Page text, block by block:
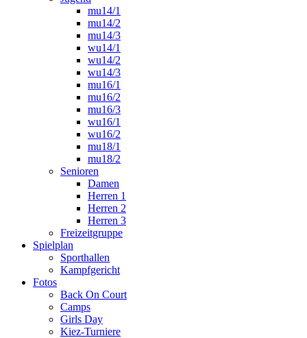
mu14/1
mu14/2
mu14/3
wu14/1
wu14/2
wu14/3
mu16/1
mu16/2
mu16/3
wu16/1
wu16/2
mu18/1
mu18/2
Senioren
Damen
Herren 1
Herren 2
Herren 3
Freizeitgruppe
Spielplan
Sporthallen
Kampfgericht
Fotos
Back On Court
Camps
Girls Day
Kiez-Turniere